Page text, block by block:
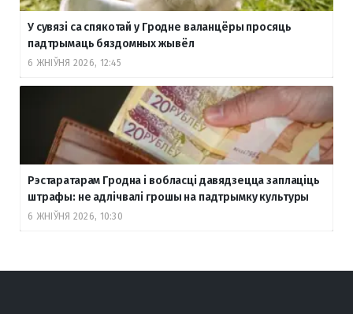
У сувязі са спякотай у Гродне валанцёры просяць
падтрымаць бяздомных жывёл
6 ЖНІЎНЯ 2026, 12:45
Рэстаратарам Гродна і вобласці давядзецца заплаціць
штрафы: не адлічвалі грошы на падтрымку культуры
6 ЖНІЎНЯ 2026, 10:30